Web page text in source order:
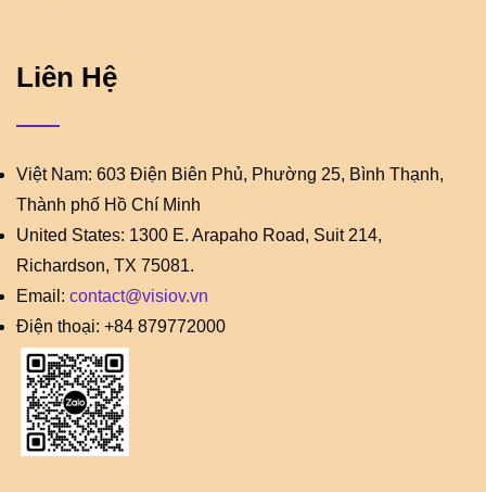
Liên Hệ
Việt Nam: 603 Điện Biên Phủ, Phường 25, Bình Thạnh,
Thành phố Hồ Chí Minh
United States: 1300 E. Arapaho Road, Suit 214,
Richardson, TX 75081.
Email: contact@visiov.vn
Điện thoại: +84 879772000